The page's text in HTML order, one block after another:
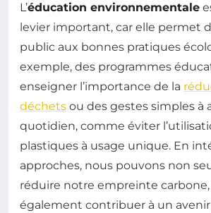
L’éducation environnementale
levier important, car elle permet
public aux bonnes pratiques
exemple, des programmes
enseigner l’importance de la
déchets ou des gestes simples à
quotidien, comme éviter
plastiques à usage unique. En
approches, nous pouvons non
réduire notre empreinte
également contribuer à un